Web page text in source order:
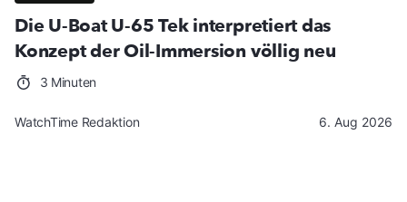
Die U-Boat U-65 Tek interpretiert das
Konzept der Oil-Immersion völlig neu
3 Minuten
WatchTime Redaktion 6. Aug 2026